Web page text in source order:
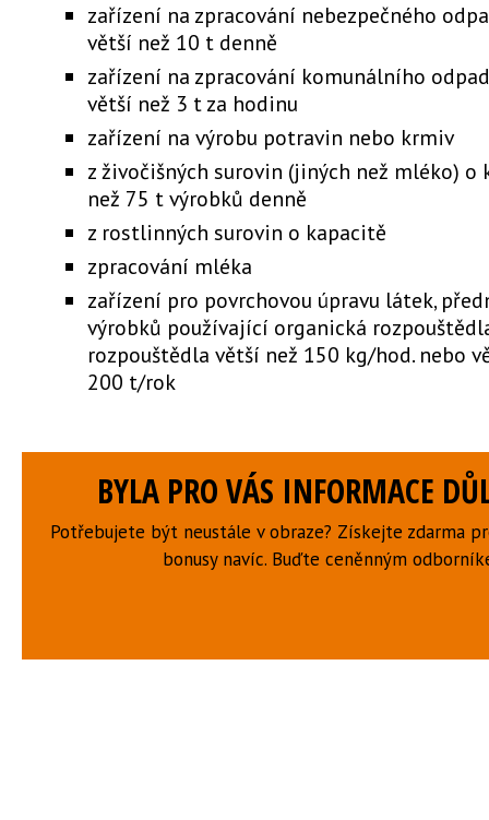
zařízení na zpracování nebezpečného
větší než 10 t denně
zařízení na zpracování komunálního
větší než 3 t za hodinu
zařízení na výrobu potravin nebo krmiv
z živočišných surovin (jiných než mléko) o
než 75 t výrobků denně
z rostlinných surovin o kapacitě
zpracování mléka
zařízení pro povrchovou úpravu látek,
výrobků používající organická
rozpouštědla větší než 150 kg/hod. nebo
200 t/rok
BYLA PRO VÁS INFORMACE
Potřebujete být neustále v obraze? Získejte zdarma
bonusy navíc. Buďte ceněnným